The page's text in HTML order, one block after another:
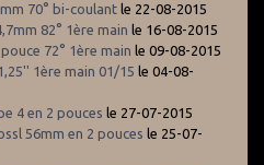
70° bi-coulant le 22-08-2015
82° 1ère main le 16-08-2015
72° 1ère main le 09-08-2015
1ère main 01/15 le 04-08-
4 en 2 pouces le 27-07-2015
56mm en 2 pouces le 25-07-